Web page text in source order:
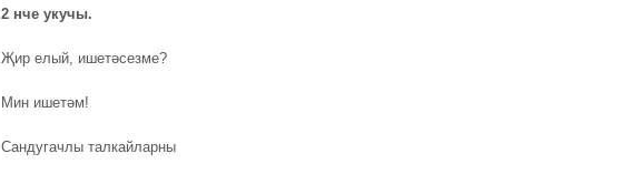
2 нче укучы.
Җир елый, ишетәсезме?
Мин ишетәм!
Сандугачлы талкайларны